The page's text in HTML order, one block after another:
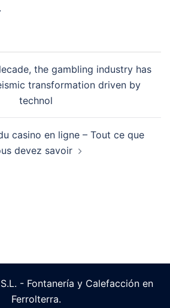
the gambling industry has
transformation driven by
technol
casino en ligne – Tout ce que
devez savoir
- Fontanería y Calefacción en
Ferrolterra.